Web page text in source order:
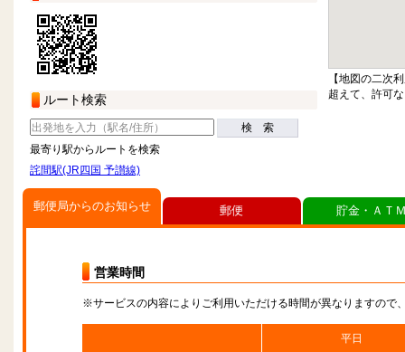
ルート検索
検 索
最寄り駅からルートを検索
詫間駅(JR四国 予讃線)
【地図の二次
超えて、許可
郵便局からのお知らせ
営業時間
※サービスの内容によりご利用いただける時間が異なりますので
平日
郵便 貯金・ＡＴ